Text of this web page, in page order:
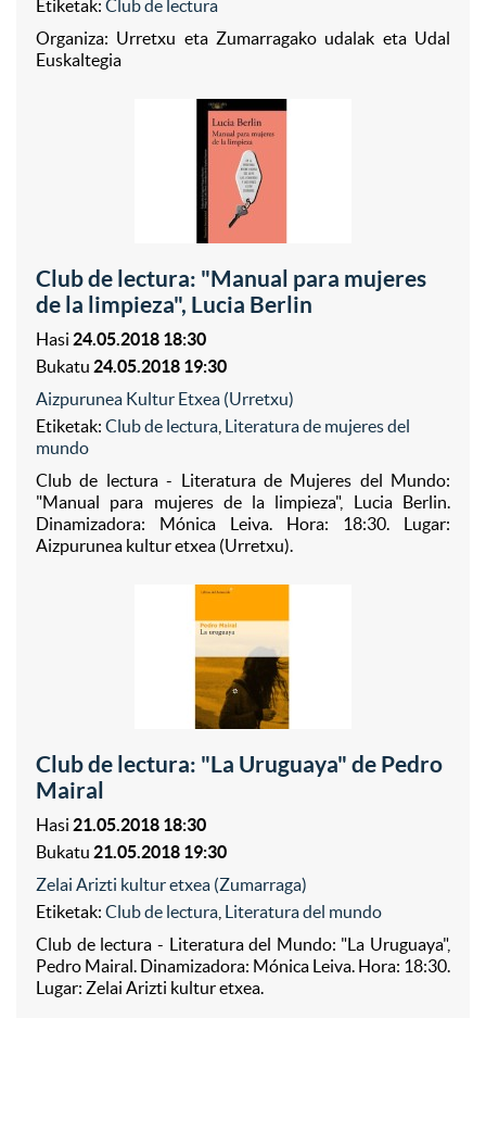
Etiketak: Club de lectura
Organiza: Urretxu eta Zumarragako udalak eta Udal
Euskaltegia
Club de lectura: "Manual para mujeres
de la limpieza", Lucia Berlin
Hasi 24.05.2018 18:30
Bukatu 24.05.2018 19:30
Aizpurunea Kultur Etxea (Urretxu)
Etiketak: Club de lectura Literatura de mujeres del
mundo
Club de lectura - Literatura de Mujeres del Mundo:
"Manual para mujeres de la limpieza", Lucia Berlin.
Dinamizadora: Mónica Leiva. Hora: 18:30. Lugar:
Aizpurunea kultur etxea (Urretxu).
Club de lectura: "La Uruguaya" de Pedro
Mairal
Hasi 21.05.2018 18:30
Bukatu 21.05.2018 19:30
Zelai Arizti kultur etxea (Zumarraga)
Etiketak: Club de lectura Literatura del mundo
Club de lectura - Literatura del Mundo: "La Uruguaya",
Pedro Mairal. Dinamizadora: Mónica Leiva. Hora: 18:30.
Lugar: Zelai Arizti kultur etxea.